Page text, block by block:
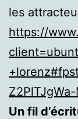
les
https://
Un fil